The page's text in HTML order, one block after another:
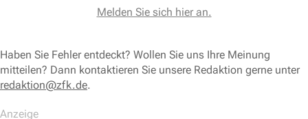
Melden Sie sich hier an.
Haben Sie Fehler entdeckt? Wollen Sie uns Ihre Meinung
mitteilen? Dann kontaktieren Sie unsere Redaktion gerne unter
redaktion@zfk.de.